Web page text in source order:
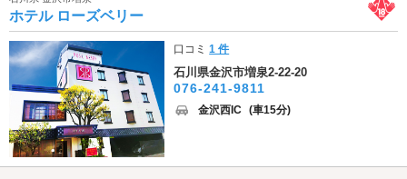
ホテル ローズベリー
口コミ1 件
石川県金沢市増泉2-22-20
076-241-9811
金沢西IC (車15分)